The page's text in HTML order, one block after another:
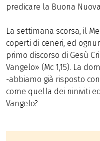
predicare la Buona
La settimana scorsa, il
coperti di ceneri, ed
primo discorso di Gesù
Vangelo» (Mc 1,15). La
-abbiamo già risposto
come quella dei niniviti
Vangelo?